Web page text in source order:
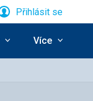
Přihlásit se
Více